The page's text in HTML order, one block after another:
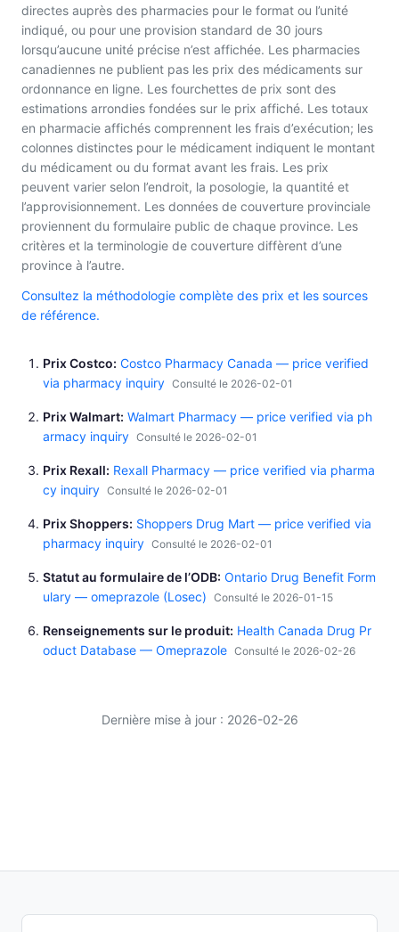
directes auprès des pharmacies pour le format ou l’unité
indiqué, ou pour une provision standard de 30 jours
lorsqu’aucune unité précise n’est affichée. Les pharmacies
canadiennes ne publient pas les prix des médicaments sur
ordonnance en ligne. Les fourchettes de prix sont des
estimations arrondies fondées sur le prix affiché. Les totaux
en pharmacie affichés comprennent les frais d’exécution; les
colonnes distinctes pour le médicament indiquent le montant
du médicament ou du format avant les frais. Les prix
peuvent varier selon l’endroit, la posologie, la quantité et
l’approvisionnement. Les données de couverture provinciale
proviennent du formulaire public de chaque province. Les
critères et la terminologie de couverture diffèrent d’une
province à l’autre.
Consultez la méthodologie complète des prix et les sources
de référence.
Prix Costco Costco Pharmacy Canada — price verified
via pharmacy inquiry Consulté le 2026-02-01
Prix Walmart Walmart Pharmacy — price verified via ph
armacy inquiry Consulté le 2026-02-01
Prix Rexall Rexall Pharmacy — price verified via pharma
cy inquiry Consulté le 2026-02-01
Prix Shoppers Shoppers Drug Mart — price verified via
pharmacy inquiry Consulté le 2026-02-01
Statut au formulaire de l’ODB Ontario Drug Benefit Form
ulary — omeprazole (Losec) Consulté le 2026-01-15
Renseignements sur le produit Health Canada Drug Pr
oduct Database — Omeprazole Consulté le 2026-02-26
Dernière mise à jour : 2026-02-26